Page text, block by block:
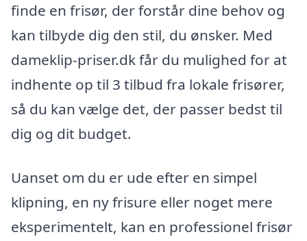
finde en frisør, der forstår dine behov og
kan tilbyde dig den stil, du ønsker. Med
dameklip-priser.dk får du mulighed for at
indhente op til 3 tilbud fra lokale frisører,
så du kan vælge det, der passer bedst til
dig og dit budget.
Uanset om du er ude efter en simpel
klipning, en ny frisure eller noget mere
eksperimentelt, kan en professionel frisør